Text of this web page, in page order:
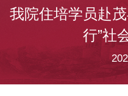
我院住培学员赴
行”社